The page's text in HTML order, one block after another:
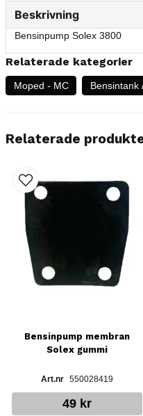
Beskrivning
Bensinpump Solex 3800
Relaterade kategorier
Moped - MC Bensintank
Relaterade
Bensinpump membran
Solex gummi
550028419
49 kr